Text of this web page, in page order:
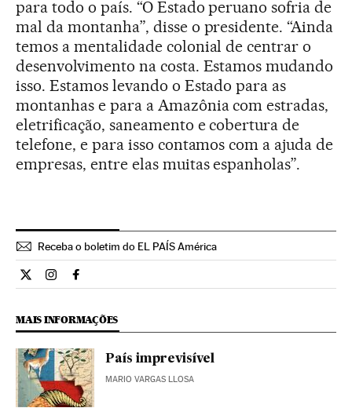
para todo o país. “O Estado peruano sofria de
mal da montanha”, disse o presidente. “Ainda
temos a mentalidade colonial de centrar o
desenvolvimento na costa. Estamos mudando
isso. Estamos levando o Estado para as
montanhas e para a Amazônia com estradas,
eletrificação, saneamento e cobertura de
telefone, e para isso contamos com a ajuda de
empresas, entre elas muitas espanholas”.
Receba o boletim do EL PAÍS América
Internacional El País Brasil en Twitter
Internacional El País Brasil en Instagram
Internacional El País Brasil en Facebook
MAIS INFORMAÇÕES
País imprevisível
MARIO VARGAS LLOSA